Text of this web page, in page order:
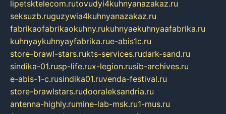
lipetsktelecom.rutovudyi4kuhnyanazakaz.ru
seksuzb.ruguzywia4kuhnyanazakaz.ru
fabrikaofabrikaokuhny.rukuhnyaekuhnyaafabrika.ru
kuhnyaykuhnyayfabrika.rue-abis1c.ru
store-brawl-stars.rukts-services.rudark-sand.ru
sindika-01.rusp-life.rux-legion.rusib-archives.ru
e-abis-1-c.rusindika01.ruvenda-festival.ru
store-brawlstars.rudooraleksandria.ru
antenna-highly.rumine-lab-msk.ru1-mus.ru